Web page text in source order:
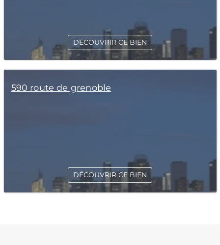
DÉCOUVRIR CE BIEN
590 route de grenoble
DÉCOUVRIR CE BIEN